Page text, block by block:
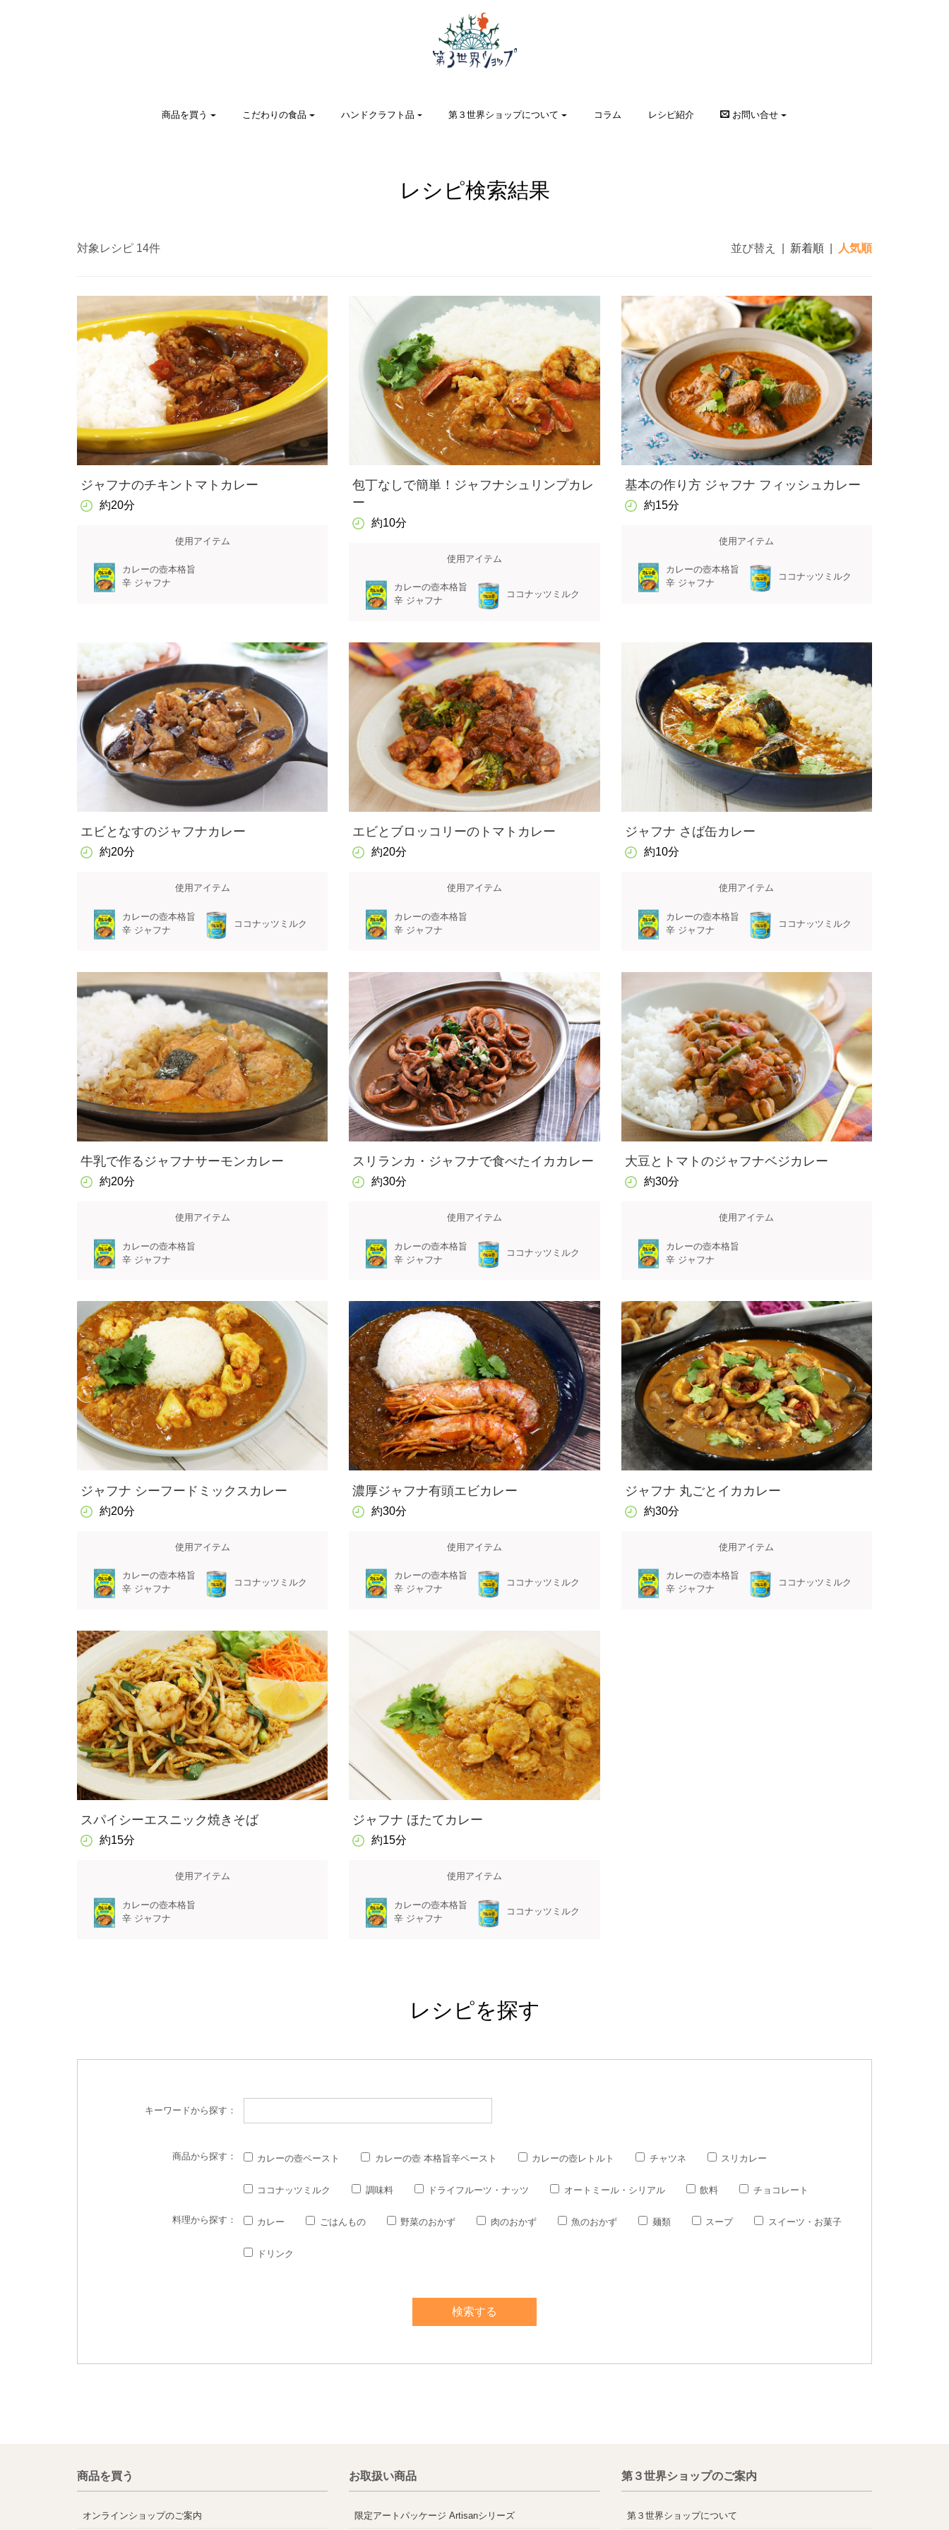
商品を買う こだわりの食品 ハンドクラフト品 第３世界ショップについて コラム レシピ紹介 お問い合せ
レシピ検索結果
対象レシピ 14件 並び替え 新着順 人気順
ジャフナのチキントマトカレー
約20分
使用アイテム
カレーの壺本格旨
辛 ジャフナ
包丁なしで簡単！ジャフナシュリンプカレ
ー
約10分
使用アイテム
カレーの壺本格旨
辛 ジャフナ
ココナッツミルク
基本の作り方 ジャフナ フィッシュカレー
約15分
使用アイテム
カレーの壺本格旨
辛 ジャフナ
ココナッツミルク
エビとなすのジャフナカレー
約20分
使用アイテム
カレーの壺本格旨
辛 ジャフナ
ココナッツミルク
エビとブロッコリーのトマトカレー
約20分
使用アイテム
カレーの壺本格旨
辛 ジャフナ
ジャフナ さば缶カレー
約10分
使用アイテム
カレーの壺本格旨
辛 ジャフナ
ココナッツミルク
牛乳で作るジャフナサーモンカレー
約20分
使用アイテム
カレーの壺本格旨
辛 ジャフナ
スリランカ・ジャフナで食べたイカカレー
約30分
使用アイテム
カレーの壺本格旨
辛 ジャフナ
ココナッツミルク
大豆とトマトのジャフナベジカレー
約30分
使用アイテム
カレーの壺本格旨
辛 ジャフナ
ジャフナ シーフードミックスカレー
約20分
使用アイテム
カレーの壺本格旨
辛 ジャフナ
ココナッツミルク
濃厚ジャフナ有頭エビカレー
約30分
使用アイテム
カレーの壺本格旨
辛 ジャフナ
ココナッツミルク
ジャフナ 丸ごとイカカレー
約30分
使用アイテム
カレーの壺本格旨
辛 ジャフナ
ココナッツミルク
スパイシーエスニック焼きそば
約15分
使用アイテム
カレーの壺本格旨
辛 ジャフナ
ジャフナ ほたてカレー
約15分
使用アイテム
カレーの壺本格旨
辛 ジャフナ
ココナッツミルク
レシピを探す
キーワードから探す：
商品から探す： カレーの壺ペースト カレーの壺 本格旨辛ペースト カレーの壺レトルト チャツネ スリカレー
ココナッツミルク 調味料 ドライフルーツ・ナッツ オートミール・シリアル 飲料 チョコレート
料理から探す： カレー ごはんもの 野菜のおかず 肉のおかず 魚のおかず 麺類 スープ スイーツ・お菓子
ドリンク
商品を買う
オンラインショップのご案内
お取扱い商品
限定アートパッケージ Artisanシリーズ
第３世界ショップのご案内
第３世界ショップについて